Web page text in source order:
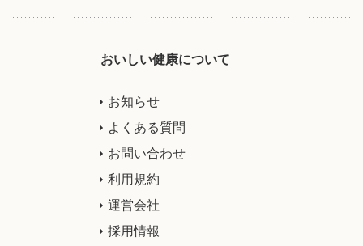
おいしい健康について
お知らせ
よくある質問
お問い合わせ
利用規約
運営会社
採用情報